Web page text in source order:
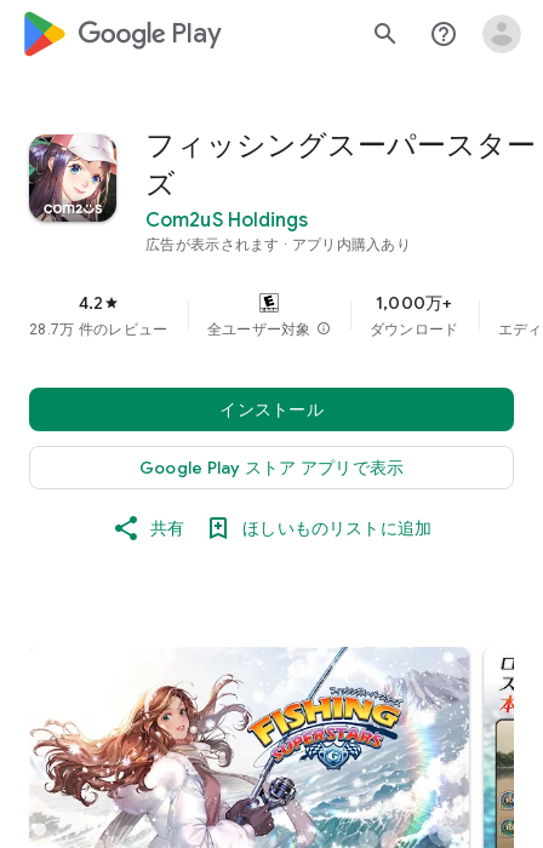
google_logo Play search help_outline
フィッシングスーパースター
ズ
Com2uS Holdings
広告が表示されます アプリ内購入あり
4.2 star
28.7万 件のレビュー 全ユーザー対象 info
1,000万+
ダウンロード エデ
インストール
Google Play ストア アプリで表示
共有 ほしいものリストに追加